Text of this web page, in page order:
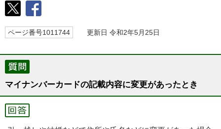
ページ番号1011744 更新日 令和2年5月25日
マイナンバーカードの記載内容に変更があったとき